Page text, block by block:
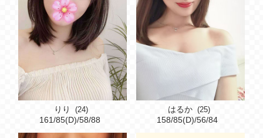
りり (24)
161/85(D)/58/88
はるか (25)
158/85(D)/56/84